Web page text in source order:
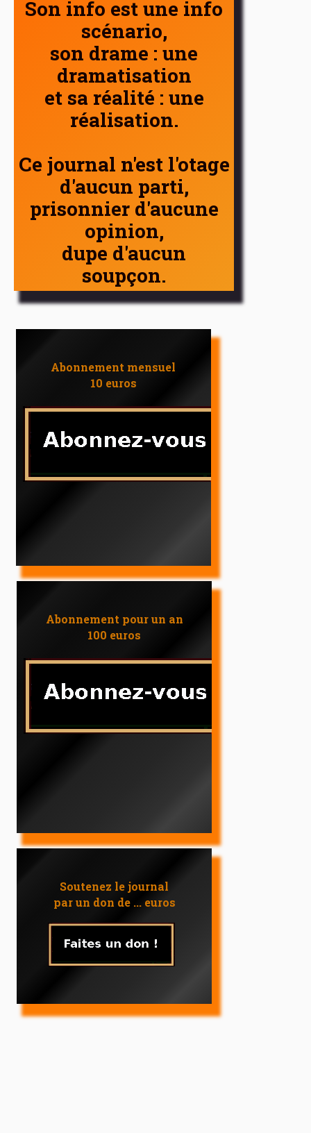
Son info est une info
scénario,
son drame : une
dramatisation
et sa réalité : une
réalisation.
Ce journal n'est l'otage
d'aucun parti,
prisonnier d'aucune
opinion,
dupe d'aucun
soupçon.
Abonnement mensuel
10 euros
Abonnement pour un an
100 euros
Soutenez le journal
par un don de ... euros